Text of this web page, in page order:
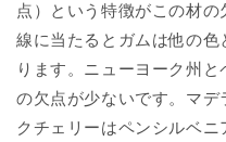
点）という特徴がこの材
線に当たるとガムは他の
ります。ニューヨーク州
の欠点が少ないです。マ
クチェリーはペンシルベニ